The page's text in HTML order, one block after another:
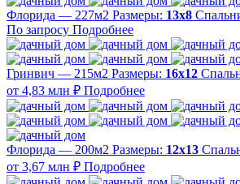
Флорида — 227м2 Размеры: 13х8
По запросу Подробнее
Гринвич — 215м2 Размеры: 16х12
от 4,83 млн ₽ Подробнее
Флорида — 200м2 Размеры: 12х13
от 3,67 млн ₽ Подробнее